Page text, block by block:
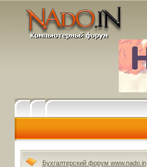
Бухгалтерский форум www.nado.in